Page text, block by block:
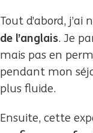
Tout d’abord,
de l’anglais. Je
mais pas en
pendant mon
plus fluide.
Ensuite, cette